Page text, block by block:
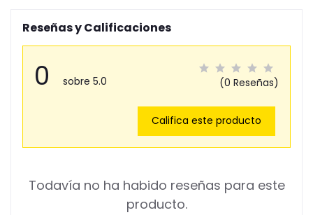
Reseñas y Calificaciones
0 sobre 5.0 (0 Reseñas)
Califica este producto
Todavía no ha habido reseñas para este
producto.